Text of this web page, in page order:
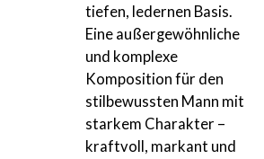
tiefen, ledernen Basis.
Eine außergewöhnliche
und komplexe
Komposition für den
stilbewussten Mann mit
starkem Charakter –
kraftvoll, markant und